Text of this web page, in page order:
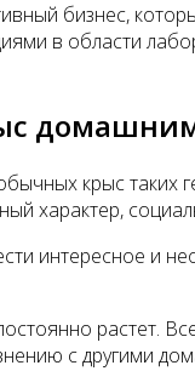
бизнес,
в области
крыс
характер,
интересное и
растет.
с другими